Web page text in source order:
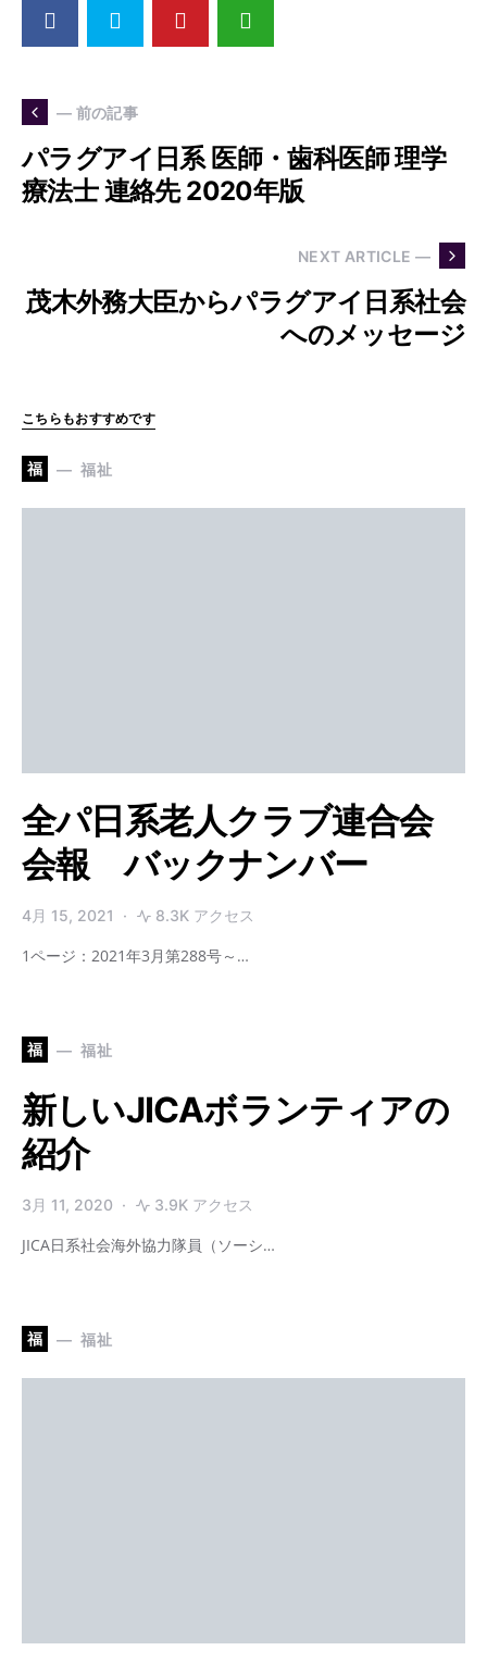
— 前の記事
パラグアイ日系 医師・歯科医師 理学
療法士 連絡先 2020年版
NEXT ARTICLE —
茂木外務大臣からパラグアイ日系社会
へのメッセージ
こちらもおすすめです
福 福祉
全パ日系老人クラブ連合会
会報 バックナンバー
4月 15, 2021 8.3K アクセス
1ページ：2021年3月第288号～…
福 福祉
新しいJICAボランティアの
紹介
3月 11, 2020 3.9K アクセス
JICA日系社会海外協力隊員（ソーシ…
福 福祉